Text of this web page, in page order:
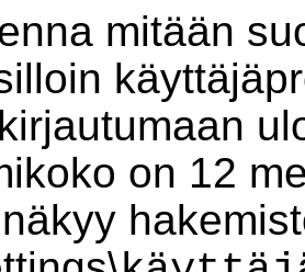
mitään
on 12